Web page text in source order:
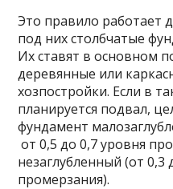
Это правило работает
под них столбчатые
Их ставят в основном
деревянные или
хозпостройки. Если в
планируется подвал,
фундамент
от 0,5 до 0,7 уровня
незаглубленный (от 0,3
промерзания).